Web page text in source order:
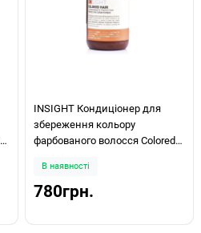
INSIGHT Кондиціонер для
збереження кольору
фарбованого волосся Colored
400мл
В наявності
780грн.